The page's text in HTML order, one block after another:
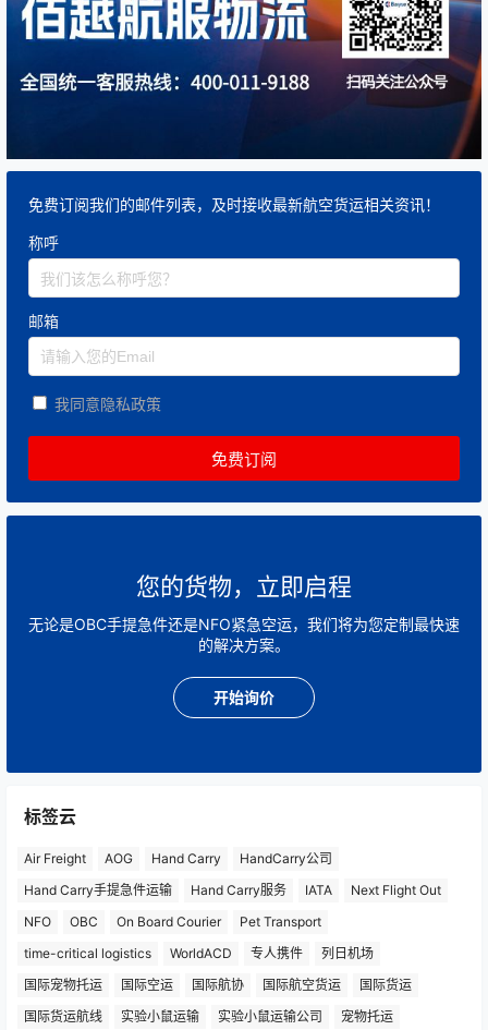
免费订阅我们的邮件列表，及时接收最新航空货运相关资讯！
称呼
邮箱
我同意隐私政策
您的货物，立即启程
无论是OBC手提急件还是NFO紧急空运，我们将为您定制最快速
的解决方案。
开始询价
标签云
Air Freight AOG Hand Carry
HandCarry公司
Hand Carry手提急件运输
Hand Carry服务 IATA
Next Flight Out
NFO
OBC On Board Courier
Pet Transport
time-critical logistics
WorldACD 专人携件
列日机场
国际宠物托运
国际空运 国际航协 国际航空货运
国际货运
国际货运航线
实验小鼠运输 实验小鼠运输公司 宠物托运